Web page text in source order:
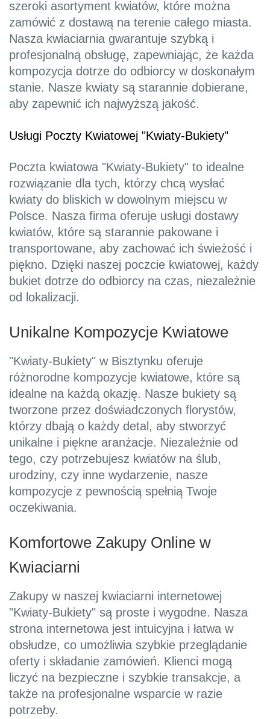
szeroki asortyment kwiatów, które można
zamówić z dostawą na terenie całego miasta.
Nasza kwiaciarnia gwarantuje szybką i
profesjonalną obsługę, zapewniając, że każda
kompozycja dotrze do odbiorcy w doskonałym
stanie. Nasze kwiaty są starannie dobierane,
aby zapewnić ich najwyższą jakość.
Usługi Poczty Kwiatowej "Kwiaty-Bukiety"
Poczta kwiatowa "Kwiaty-Bukiety" to idealne
rozwiązanie dla tych, którzy chcą wysłać
kwiaty do bliskich w dowolnym miejscu w
Polsce. Nasza firma oferuje usługi dostawy
kwiatów, które są starannie pakowane i
transportowane, aby zachować ich świeżość i
piękno. Dzięki naszej poczcie kwiatowej, każdy
bukiet dotrze do odbiorcy na czas, niezależnie
od lokalizacji.
Unikalne Kompozycje Kwiatowe
"Kwiaty-Bukiety" w Bisztynku oferuje
różnorodne kompozycje kwiatowe, które są
idealne na każdą okazję. Nasze bukiety są
tworzone przez doświadczonych florystów,
którzy dbają o każdy detal, aby stworzyć
unikalne i piękne aranżacje. Niezależnie od
tego, czy potrzebujesz kwiatów na ślub,
urodziny, czy inne wydarzenie, nasze
kompozycje z pewnością spełnią Twoje
oczekiwania.
Komfortowe Zakupy Online w
Kwiaciarni
Zakupy w naszej kwiaciarni internetowej
"Kwiaty-Bukiety" są proste i wygodne. Nasza
strona internetowa jest intuicyjna i łatwa w
obsłudze, co umożliwia szybkie przeglądanie
oferty i składanie zamówień. Klienci mogą
liczyć na bezpieczne i szybkie transakcje, a
także na profesjonalne wsparcie w razie
potrzeby.